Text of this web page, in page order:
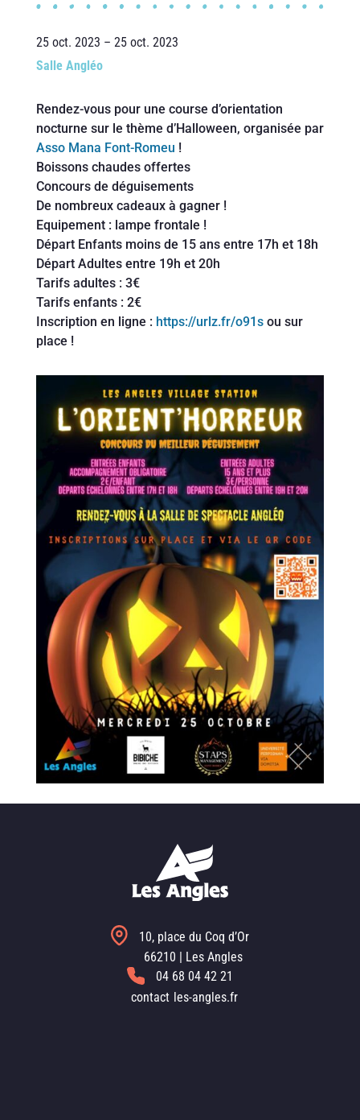
25 oct. 2023 – 25 oct. 2023
Salle Angléo
Rendez-vous pour une course d’orientation
nocturne sur le thème d’Halloween, organisée par
Asso Mana Font-Romeu !
Boissons chaudes offertes
Concours de déguisements
De nombreux cadeaux à gagner !
Equipement : lampe frontale !
Départ Enfants moins de 15 ans entre 17h et 18h
Départ Adultes entre 19h et 20h
Tarifs adultes : 3€
Tarifs enfants : 2€
Inscription en ligne : https://urlz.fr/o91sou sur
place !
10, place du Coq d’Or
66210 | Les Angles
04 68 04 42 21
contact les-angles.fr